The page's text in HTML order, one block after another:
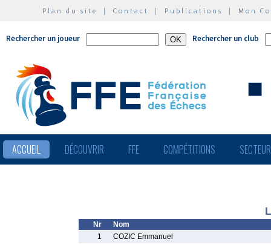
Plan du site | Contact | Publications | Mon
Rechercher un joueur Rechercher un club
ACCUEIL DÉCOUVRIR FFE COMPÉTITIONS
Nr
Nom
1
COZIC Emmanuel